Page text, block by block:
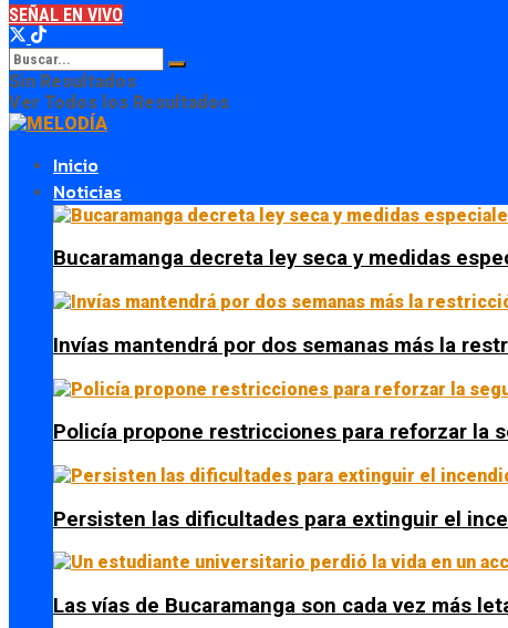
SEÑAL EN VIVO
Sin Resultados
Ver Todos los Resultados
Inicio
Noticias
Bucaramanga decreta ley seca y medidas
Invías mantendrá por dos semanas más la
Policía propone restricciones para reforzar la
Persisten las dificultades para extinguir el
Las vías de Bucaramanga son cada vez más